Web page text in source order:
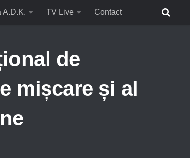
A.D.K. TV Live Contact
de
mișcare și al